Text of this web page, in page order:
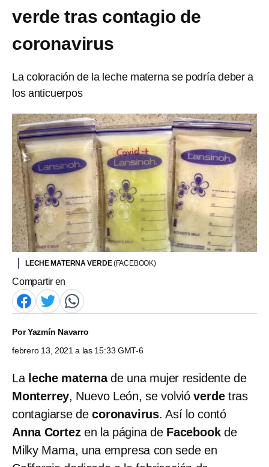
verde tras contagio de
coronavirus
La coloración de la leche materna se podría deber a
los anticuerpos
LECHE MATERNA VERDE(FACEBOOK)
Compartir en
PorYazmín Navarro
febrero 13, 2021 a las 15:33 GMT-6
La leche maternade una mujer residente de
Monterrey, Nuevo León, se volvióverdetras
contagiarse decoronavirus. Así lo contó
Anna Cortezen la página de Facebookde
Milky Mama, una empresa con sede en